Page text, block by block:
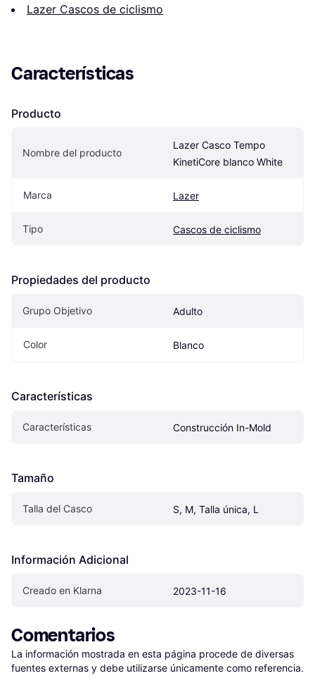
Lazer Cascos de ciclismo
Características
Producto
Nombre del producto
Lazer Casco Tempo
KinetiCore blanco White
Marca Lazer
Tipo Cascos de ciclismo
Propiedades del producto
Grupo Objetivo Adulto
Color Blanco
Características
Características Construcción In-Mold
Tamaño
Talla del Casco S, M, Talla única, L
Información Adicional
Creado en Klarna 2023-11-16
Comentarios
La información mostrada en esta página procede de diversas
fuentes externas y debe utilizarse únicamente como referencia.